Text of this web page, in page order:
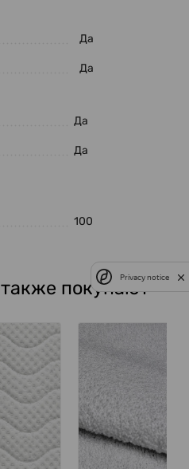
Да
Да
Да
Да
100
покупают
Privacy notice